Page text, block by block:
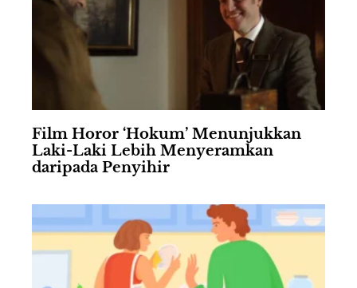
Film Horor ‘Hokum’ Menunjukkan
Laki-Laki Lebih Menyeramkan
daripada Penyihir